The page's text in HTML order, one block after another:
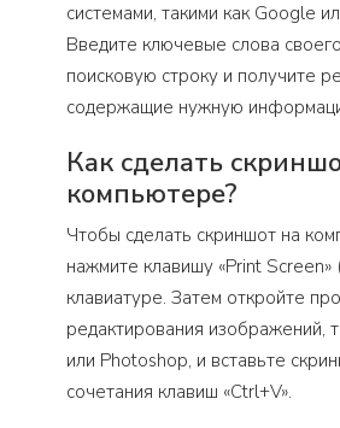
системами, такими как Google
Введите ключевые слова
поисковую строку и получите
содержащие нужную
Как сделать
компьютере?
Чтобы сделать скриншот на
нажмите клавишу «Print Screen»
клавиатуре. Затем откройте
редактирования изображений,
или Photoshop, и вставьте
сочетания клавиш «Ctrl+V».